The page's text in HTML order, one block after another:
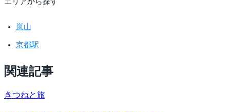
嵐山
京都駅
関連記事
きつねと旅